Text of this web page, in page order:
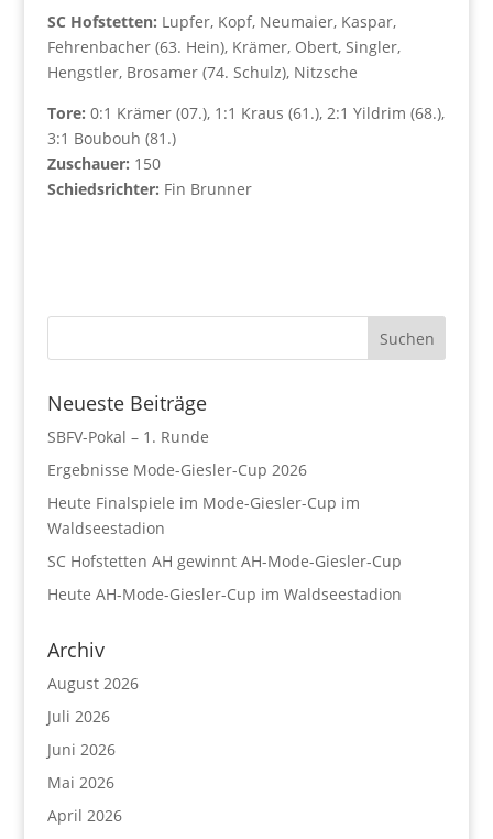
SC Hofstetten: Lupfer, Kopf, Neumaier, Kaspar,
Fehrenbacher (63. Hein), Krämer, Obert, Singler,
Hengstler, Brosamer (74. Schulz), Nitzsche
Tore: 0:1 Krämer (07.), 1:1 Kraus (61.), 2:1 Yildrim (68.),
3:1 Boubouh (81.)
Zuschauer: 150
Schiedsrichter: Fin Brunner
Neueste Beiträge
SBFV-Pokal – 1. Runde
Ergebnisse Mode-Giesler-Cup 2026
Heute Finalspiele im Mode-Giesler-Cup im
Waldseestadion
SC Hofstetten AH gewinnt AH-Mode-Giesler-Cup
Heute AH-Mode-Giesler-Cup im Waldseestadion
Archiv
August 2026
Juli 2026
Juni 2026
Mai 2026
April 2026